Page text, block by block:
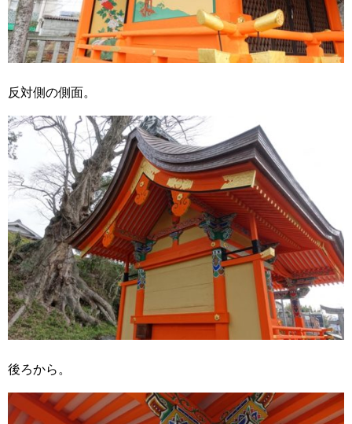
反対側の側面。
後ろから。